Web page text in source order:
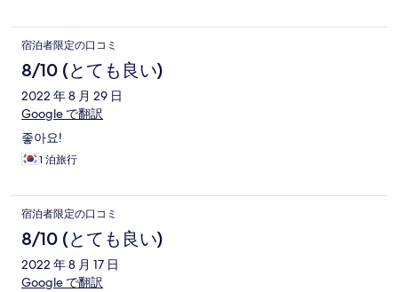
宿泊者限定の口コミ
8/10 (とても良い)
2022 年 8 月 29 日
Google で翻訳
좋아요!
1 泊旅行
宿泊者限定の口コミ
8/10 (とても良い)
2022 年 8 月 17 日
Google で翻訳